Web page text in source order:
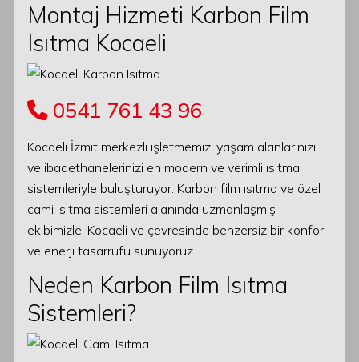
Montaj Hizmeti Karbon Film
Isıtma Kocaeli
0541 761 43 96
Kocaeli İzmit merkezli işletmemiz, yaşam alanlarınızı
ve ibadethanelerinizi en modern ve verimli ısıtma
sistemleriyle buluşturuyor. Karbon film ısıtma ve özel
cami ısıtma sistemleri alanında uzmanlaşmış
ekibimizle, Kocaeli ve çevresinde benzersiz bir konfor
ve enerji tasarrufu sunuyoruz.
Neden Karbon Film Isıtma
Sistemleri?